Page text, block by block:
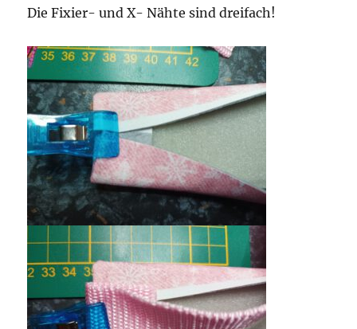
Die Fixier- und X- Nähte sind dreifach!